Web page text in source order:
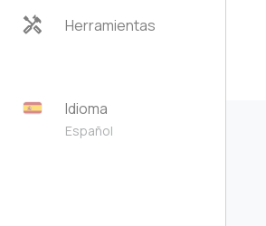
handyman Herramientas
Idioma
Español